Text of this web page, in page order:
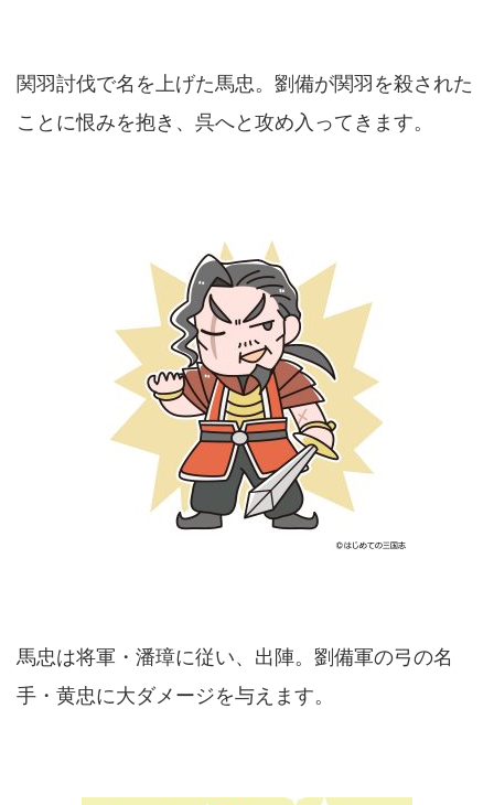
関羽討伐で名を上げた馬忠。劉備が関羽を殺された
ことに恨みを抱き、呉へと攻め入ってきます。
馬忠は将軍・潘璋に従い、出陣。劉備軍の弓の名
手・黄忠に大ダメージを与えます。